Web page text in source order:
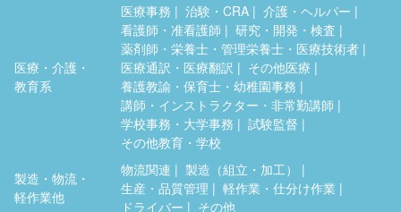
医療・介護・
教育系
医療事務 治験・CRA
介護・ヘルパー
看護師・准看護師
研究・開発・検査
薬剤師・栄養士・管理栄養士・医療技術者
医療通訳・医療翻訳
その他医療
養護教諭・保育士・幼稚園事務
講師・インストラクター・非常勤講師
学校事務・大学事務
試験監督
その他教育・学校
製造・物流・
軽作業他
物流関連
製造（組立・加工）
生産・品質管理
軽作業・仕分け作業
ドライバー
その他